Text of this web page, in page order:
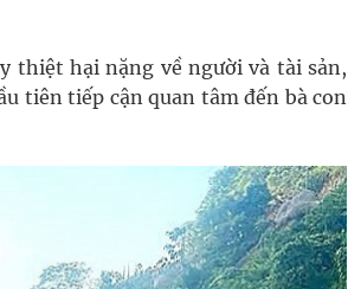
thiệt hại nặng về người và tài sản,
tiên tiếp cận quan tâm đến bà con